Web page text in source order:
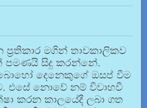
මගින් තාවකාලිකව
පමණයි සිදු කරන්නේ.
දෙනෙකුගේ ඔසප් වීම
එසේ නොවේ නම් විවාහවී
කරන කාලයේදී ලබා ගත